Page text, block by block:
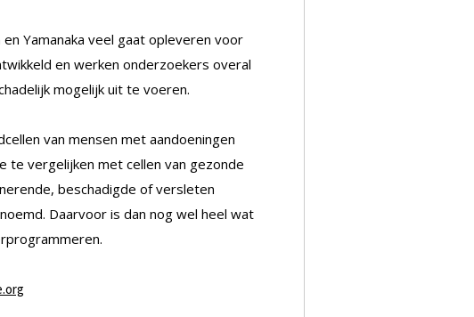
Yamanaka veel gaat opleveren voor
en werken onderzoekers overal
mogelijk uit te voeren.
van mensen met aandoeningen
te vergelijken met cellen van gezonde
beschadigde of versleten
Daarvoor is dan nog wel heel wat